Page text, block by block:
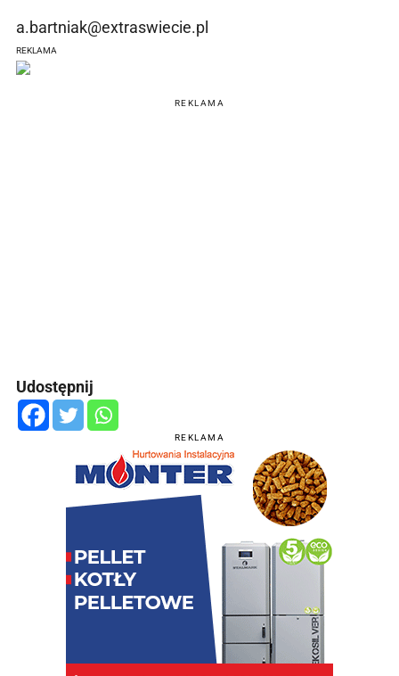
a.bartniak@extraswiecie.pl
REKLAMA
REKLAMA
Udostępnij
REKLAMA